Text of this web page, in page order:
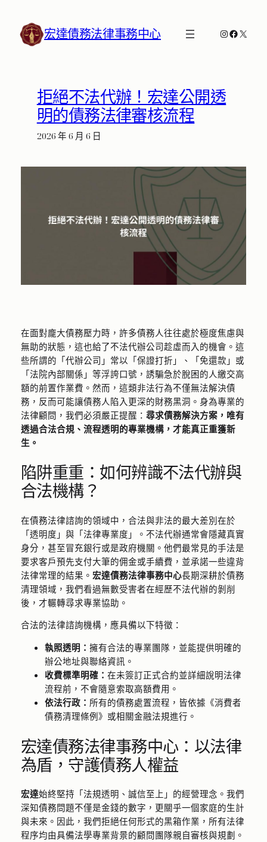
宏達債務法律事務中心 Instagram
X
拒絕不法代辦！宏達公開透
明的債務法律審核流程
2026 年 6 月 6 日
在面對龐大債務壓力時，許多債務人往往處於極度焦慮與
無助的狀態，這也給了不法代辦公司趁虛而入的機會。這
些所謂的「代辦公司」常以「保證打折」、「免還款」或
「法院內部關係」等浮誇口號，誘騙急於脫困的人繳交高
額的前置作業費。然而，這類非法行為不僅無法解決債
務，反而可能讓債務人陷入更深的財務黑洞。身為專業的
法律顧問，我們必須嚴正提醒： 尋求債務解決方案，唯有
透過合法合規、流程透明的專業機構，才能真正重獲新
生。
陷阱重重：如何辨識不法代辦與
合法機構？
在債務法律諮詢的領域中，合法與非法的最大差別在於
「透明度」與「法律專業度」。不法代辦通常會隱藏真實
身分，甚至冒充銀行或是政府機關。他們最常見的手法是
要求客戶預先支付大筆的佣金或手續費，並承諾一些違背
法律常理的結果。 宏達債務法律事務中心長期深耕於債務
清理領域，我們看過無數受害者在經歷不法代辦的剝削
後，才輾轉尋求專業協助。
合法的法律諮詢機構，應具備以下特徵：
執照透明： 擁有合法的專業團隊，並能提供明確的
辦公地址與聯絡資訊。
收費標準明確： 在未簽訂正式合約並詳細說明法律
流程前，不會隨意索取高額費用。
依法行政： 所有的債務處置流程，皆依據《消費者
債務清理條例》或相關金融法規進行。
宏達債務法律事務中心：以法律
為盾，守護債務人權益
宏達始終堅持「法規透明、誠信至上」的經營理念。我們
深知債務問題不僅是金錢的數字，更關乎一個家庭的生計
與未來。因此，我們拒絕任何形式的黑箱作業，所有法律
程序均由具備法學專業背景的顧問團隊親自審核與規劃。